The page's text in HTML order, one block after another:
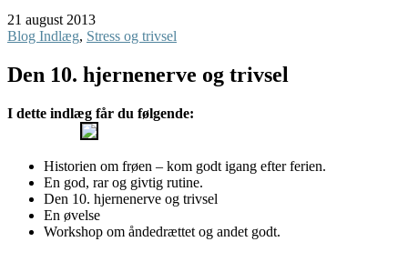
21 august 2013
Blog Indlæg, Stress og trivsel
Den 10. hjernenerve og trivsel
I dette indlæg får du følgende:
Historien om frøen – kom godt igang efter ferien.
En god, rar og givtig rutine.
Den 10. hjernenerve og trivsel
En øvelse
Workshop om åndedrættet og andet godt.